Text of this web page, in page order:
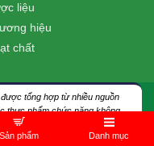
liệu
hiệu
chất
tổng hợp từ nhiều nguồn
thực phẩm chức năng không
thay thế thuốc chữa bệnh.
trị của các bác sĩ hay dược sĩ
Sản phẩm Danh mục